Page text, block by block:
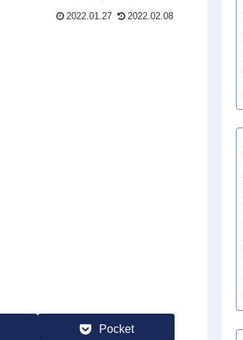
2022.01.27 2022.02.08
Pocket